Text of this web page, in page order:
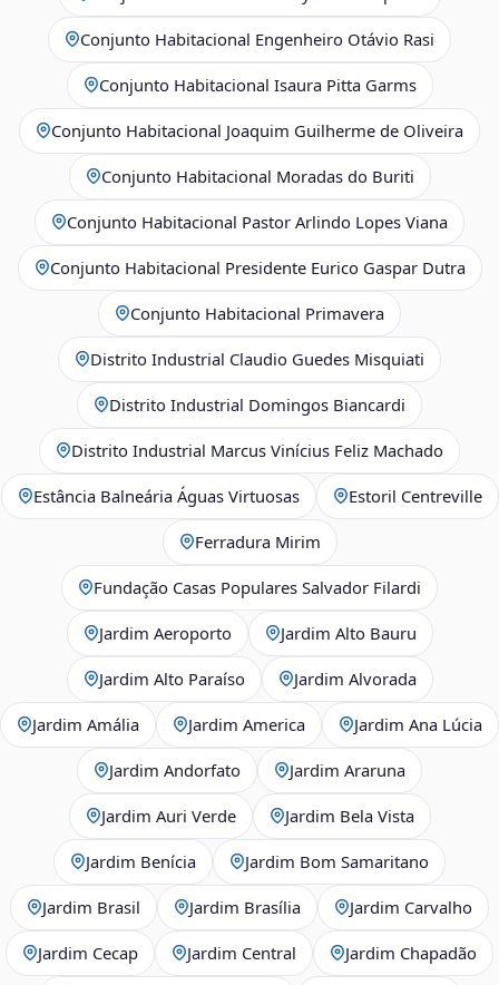
Conjunto Habitacional Engenheiro Otávio Rasi
Conjunto Habitacional Isaura Pitta Garms
Conjunto Habitacional Joaquim Guilherme de Oliveira
Conjunto Habitacional Moradas do Buriti
Conjunto Habitacional Pastor Arlindo Lopes Viana
Conjunto Habitacional Presidente Eurico Gaspar Dutra
Conjunto Habitacional Primavera
Distrito Industrial Claudio Guedes Misquiati
Distrito Industrial Domingos Biancardi
Distrito Industrial Marcus Vinícius Feliz Machado
Estância Balneária Águas Virtuosas Estoril Centreville
Ferradura Mirim
Fundação Casas Populares Salvador Filardi
Jardim Aeroporto Jardim Alto Bauru
Jardim Alto Paraíso Jardim Alvorada
Jardim Amália Jardim America Jardim Ana Lúcia
Jardim Andorfato Jardim Araruna
Jardim Auri Verde Jardim Bela Vista
Jardim Benícia Jardim Bom Samaritano
Jardim Brasil Jardim Brasília Jardim Carvalho
Jardim Cecap Jardim Central Jardim Chapadão